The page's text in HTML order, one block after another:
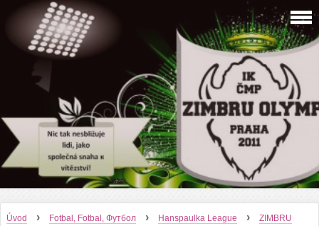
Úvod › Fotbal, Fotbal, Футбол › Hanspaulka League ›
ZIMBRU